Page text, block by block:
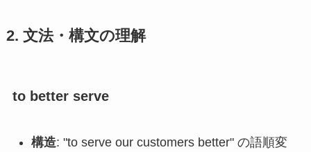
2. 文法・構文の理解
to better serve
構造: "to serve our customers better" の語順変